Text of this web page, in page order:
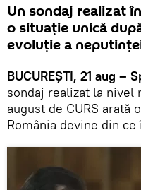
Un sondaj realizat
o situație unică
evoluție a
BUCUREȘTI, 21 aug –
sondaj realizat la nivel
august de CURS arată
România devine din